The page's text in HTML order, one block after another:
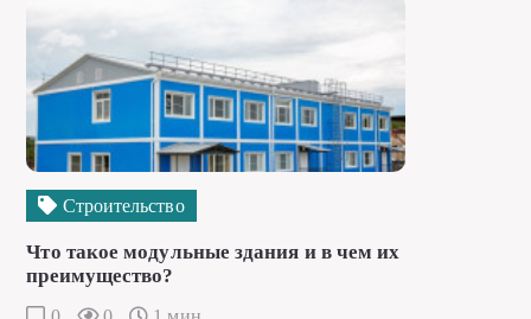
Строительство
Что такое модульные здания и в чем их
преимущество?